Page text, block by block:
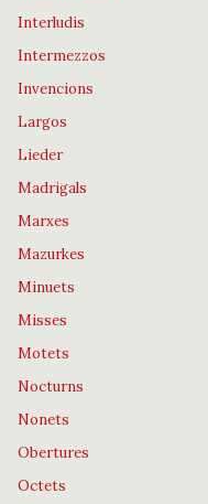
Interludis
Intermezzos
Invencions
Largos
Lieder
Madrigals
Marxes
Mazurkes
Minuets
Misses
Motets
Nocturns
Nonets
Obertures
Octets